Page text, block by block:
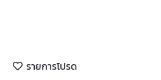
รายการโปรด